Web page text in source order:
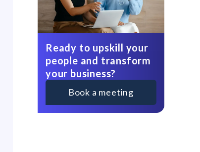
Ready to upskill your
people and transform
your business?
Book a meeting